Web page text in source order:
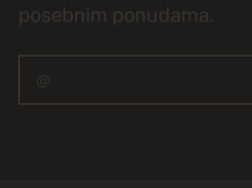
posebnim ponudama.